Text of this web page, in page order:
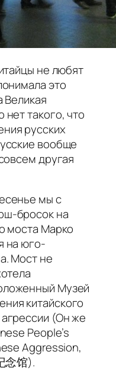
не любят
это
Великая
такого, что
русских
вообще
другая
мы с
бросок на
моста Марко
на юго-
Мост не
Музей
китайского
(Он же
People’s
Aggression,
念馆).